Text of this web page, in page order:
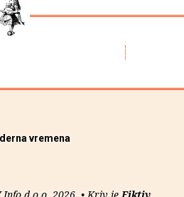
vremena
d.o.o. 2026. • Kriv je Fiktiv